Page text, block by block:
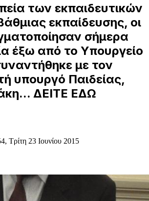
των εκπαιδευτικών
εκπαίδευσης, οι
σήμερα
έξω από το Υπουργείο
με τον
υπουργό Παιδείας,
ΔΕΙΤΕ ΕΔΩ
Τρίτη 23 Ιουνίου 2015